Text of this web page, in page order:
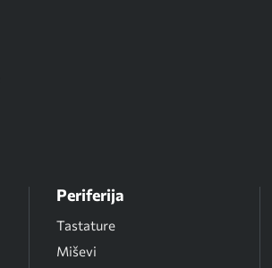
Periferija
Tastature
Miševi